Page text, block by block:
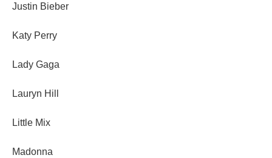
Justin Bieber
Katy Perry
Lady Gaga
Lauryn Hill
Little Mix
Madonna